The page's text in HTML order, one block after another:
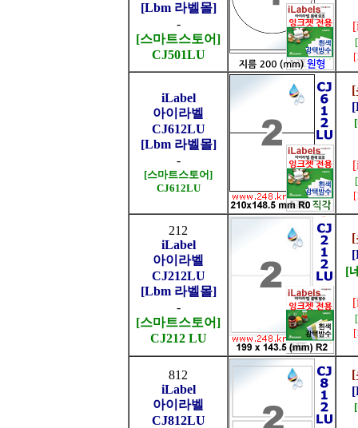
[Lbm 라벨몰]
-
[스마트스토어]
CJ501LU
iLabel
아이라벨
CJ612LU
[Lbm 라벨몰]
-
[스마트스토어]
CJ612LU
[
212
iLabel
아이라벨
CJ212LU
[Lbm 라벨몰]
-
[스마트스토어]
CJ212 LU
[
[
812
iLabel
아이라벨
CJ812LU
[